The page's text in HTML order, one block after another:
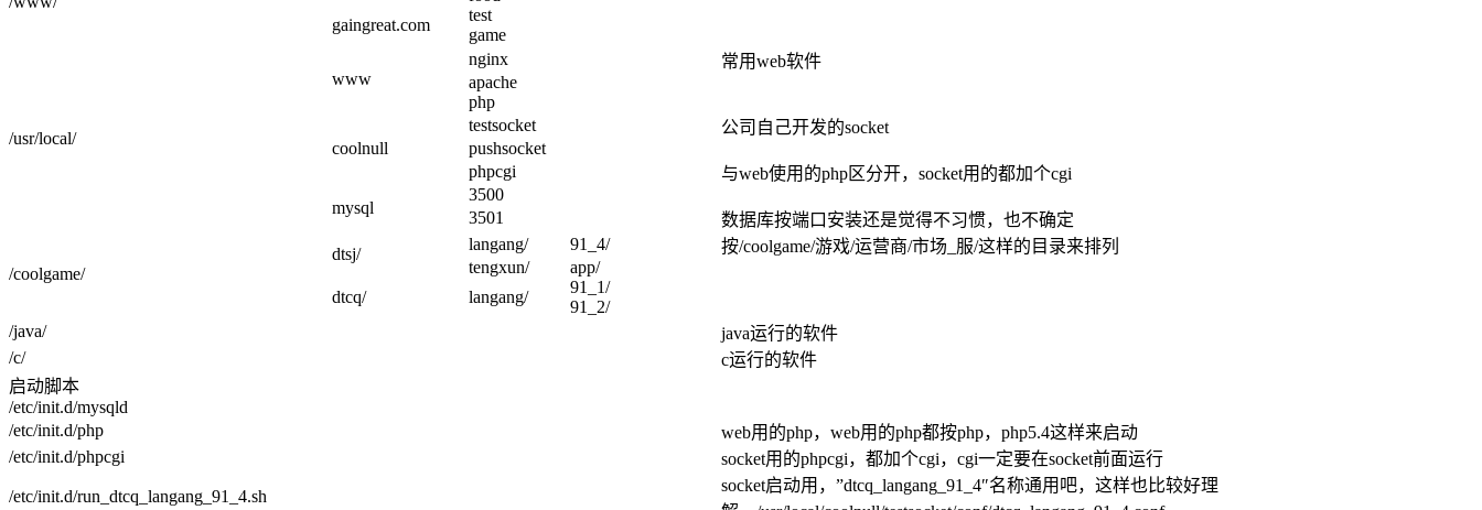
gaingreat.com
test
game
/usr/local/
www
nginx
常用web软件
apache
php
coolnull
testsocket
公司自己开发的socket
pushsocket
phpcgi
与web使用的php区分开，socket用的都加个cgi
mysql
3500
3501
数据库按端口安装还是觉得不习惯，也不确定
/coolgame/
dtsj/
langang/ 91_4/
按/coolgame/游戏/运营商/市场_服/这样的目录来排列
tengxun/
app/
dtcq/
langang/
91_1/
91_2/
/java/
java运行的软件
/c/
c运行的软件
启动脚本
/etc/init.d/mysqld
/etc/init.d/php
web用的php，web用的php都按php，php5.4这样来启动
/etc/init.d/phpcgi
socket用的phpcgi，都加个cgi，cgi一定要在socket前面运行
/etc/init.d/run_dtcq_langang_91_4.sh
socket启动用，”dtcq_langang_91_4″名称通用吧，这样也比较好理